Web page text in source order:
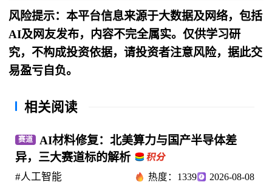
风险提示：本平台信息来源于大数据及网络，包括
AI及网友发布，内容不完全属实。仅供学习研
究，不构成投资依据，请投资者注意风险，据此交
易盈亏自负。
相关阅读
赛道
AI材料修复：北美算力与国产半导体差
异，三大赛道标的解析
#人工智能 热度：1339 2026-08-08